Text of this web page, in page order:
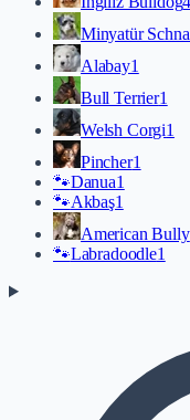
Minyatür
Alabay1
Bull Terrier1
Welsh Corgi1
Pincher1
🐾Danua1
🐾Akbaş1
American Bully
🐾Labradoodle1